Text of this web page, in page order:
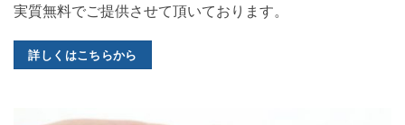
実質無料でご提供させて頂いております。
詳しくはこちらから